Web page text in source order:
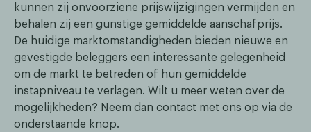
kunnen zij onvoorziene prijswijzigingen vermijden en
behalen zij een gunstige gemiddelde aanschafprijs.
De huidige marktomstandigheden bieden nieuwe en
gevestigde beleggers een interessante gelegenheid
om de markt te betreden of hun gemiddelde
instapniveau te verlagen. Wilt u meer weten over de
mogelijkheden? Neem dan contact met ons op via de
onderstaande knop.